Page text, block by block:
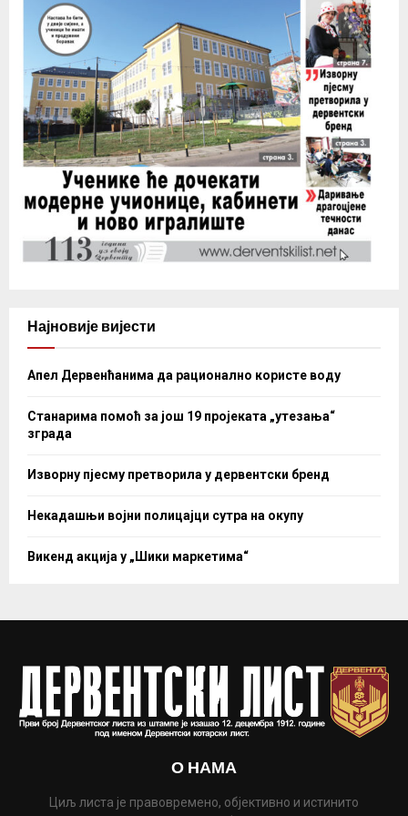
Најновије вијести
Апел Дервенћанима да рационално користе воду
Станарима помоћ за још 19 пројеката „утезања“
зграда
Изворну пјесму претворила у дервентски бренд
Некадашњи војни полицајци сутра на окупу
Викенд акција у „Шики маркетима“
О НАМА
Циљ листа је правовремено, објективно и истинито